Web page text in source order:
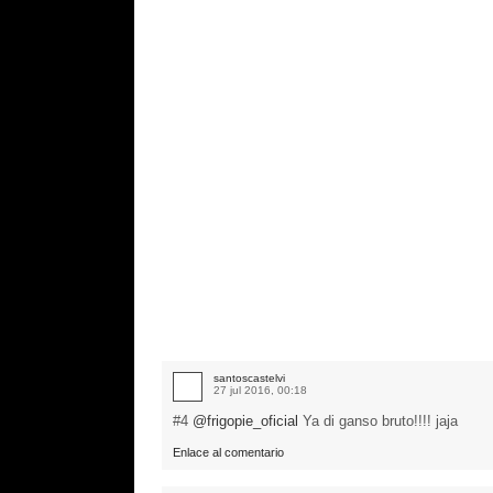
santoscastelvi
27 jul 2016, 00:18
#4 @frigopie_oficial Ya di ganso bruto!!!! jaja
Enlace al comentario